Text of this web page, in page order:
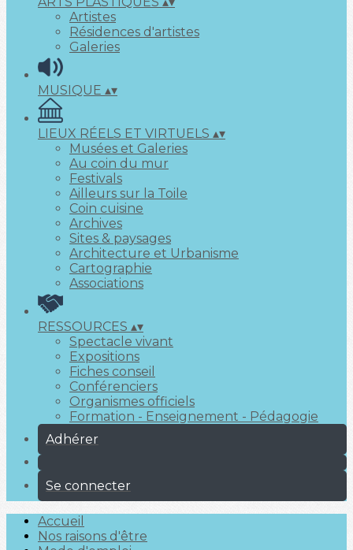
Artistes
Résidences d'artistes
Galeries
MUSIQUE ▴▾
LIEUX RÉELS ET VIRTUELS ▴▾
Musées et Galeries
Au coin du mur
Festivals
Ailleurs sur la Toile
Coin cuisine
Archives
Sites & paysages
Architecture et Urbanisme
Cartographie
Associations
RESSOURCES ▴▾
Spectacle vivant
Expositions
Fiches conseil
Conférenciers
Organismes officiels
Formation - Enseignement - Pédagogie
Adhérer
Se connecter
Accueil
Nos raisons d'être